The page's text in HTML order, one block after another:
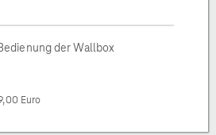
der Wallbox
Euro